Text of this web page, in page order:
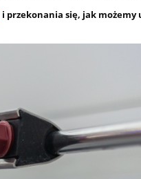
i przekonania się, jak możemy